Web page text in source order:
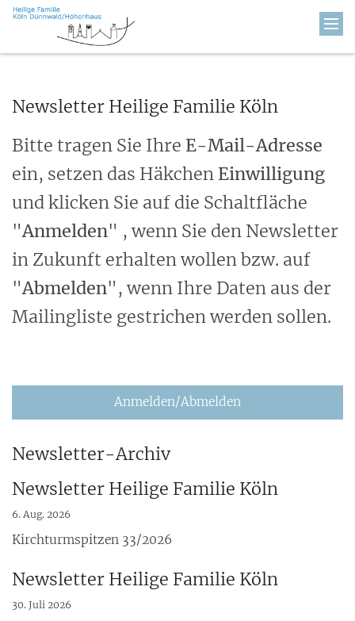
Zum Inhalt springen
Newsletter Heilige Familie Köln
Bitte tragen Sie Ihre E-Mail-Adresse
ein, setzen das Häkchen Einwilligung
und klicken Sie auf die Schaltfläche
"Anmelden" , wenn Sie den Newsletter
in Zukunft erhalten wollen bzw. auf
"Abmelden", wenn Ihre Daten aus der
Mailingliste gestrichen werden sollen.
Anmelden/Abmelden
Newsletter-Archiv
Newsletter Heilige Familie Köln
6. Aug. 2026
Kirchturmspitzen 33/2026
Newsletter Heilige Familie Köln
30. Juli 2026